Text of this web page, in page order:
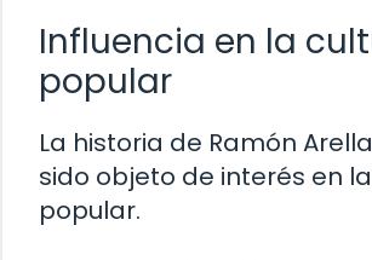
Influencia en la
popular
La historia de Ramón
sido objeto de interés en
popular.